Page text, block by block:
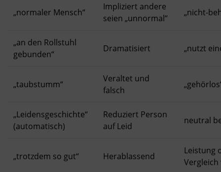
„normaler Mensch“
Impliziert andere
seien „unnormal“
„nicht-
„an den Rollstuhl
gebunden“
Dramatisiert „nutzt
„taubstumm“
Veraltet und
falsch
„Leidensgeschichte“
(automatisch)
Reduziert Person
auf Leid
neutral
„trotzdem so gut“ Herablassend
Leistung